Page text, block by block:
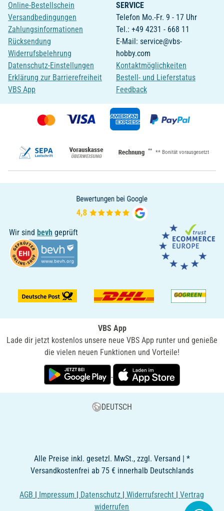
Online-Bestellschein
Versandbedingungen
Zahlungsinformationen
Rücksendung
Widerrufsbelehrung
Datenschutz-Einstellungen
Erklärung zur Barrierefreiheit
VBS App
SERVICE
Telefon Mo.-Fr. 9 - 17 Uhr
Tel.: +49 4231 - 668 11
E-Mail: service@vbs-
hobby.com
Kontaktmöglichkeiten
Bestell- und Lieferstatus
Feedback
** ** Bonität vorausgesetzt
Wir sind bevh geprüft
VBS App
Lade dir jetzt kostenlos unsere neue VBS App runter und genieße
die vielen neuen Funktionen und Vorteile!
DEUTSCH
Alle Preise inkl. gesetzl. MwSt., zzgl. Versand | *
Versandkostenfrei ab 75 € innerhalb Deutschlands
AGB | Impressum | Datenschutz |Widerrufsrecht |Vertrag
widerrufen